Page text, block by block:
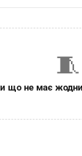
🧵
що не має